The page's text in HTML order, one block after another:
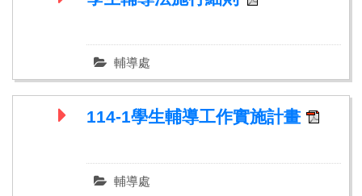
輔導處
114-1學生輔導工作實施計畫
輔導處